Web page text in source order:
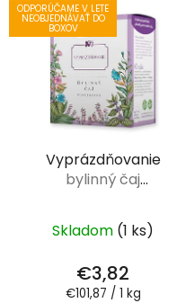
ODPORÚČAME V LETE
NEOBJEDNÁVAŤ DO
BOXOV
Vyprázdňovanie
bylinný čaj
Skladom (1 ks)
€3,82
Jednotková
€101,87 / 1 kg